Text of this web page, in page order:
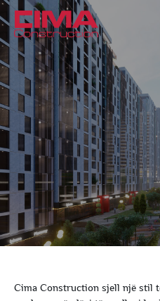
Cima Construction sjell një stil